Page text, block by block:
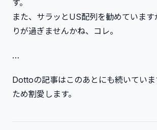
す。
また、サラッとUS配列を勧めていま
りが過ぎませんかね、コレ。
…
Dottoの記事はこのあとにも続いてい
ため割愛します。